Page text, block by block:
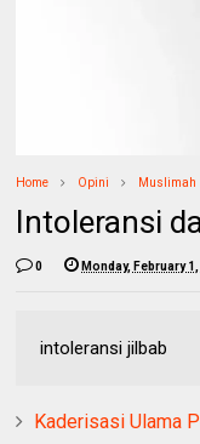
Home Opini Muslimah
Intoleransi
0 Monday, February 1,
intoleransi jilbab
Kaderisasi Ulama